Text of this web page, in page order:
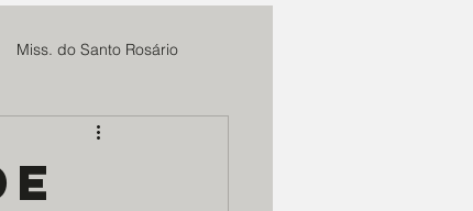
Miss. do Santo Rosário
Cultural Cristo Rei